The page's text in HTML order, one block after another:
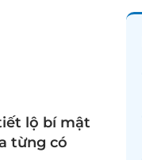
lộ bí mật
từng có